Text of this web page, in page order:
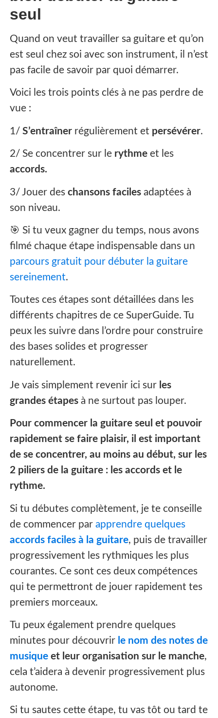
seul
‍Quand on veut travailler sa guitare et qu’on
est seul chez soi avec son instrument, il n’est
pas facile de savoir par quoi démarrer.
Voici les trois points clés à ne pas perdre de
vue :
1/ S’entraîner régulièrement et persévérer.
2/ Se concentrer sur le rythme et les
accords.
3/ Jouer des chansons faciles adaptées à
son niveau.
🎯 Si tu veux gagner du temps, nous avons
filmé chaque étape indispensable dans un
parcours gratuit pour débuter la guitare
sereinement.‍‍
Toutes ces étapes sont détaillées dans les
différents chapitres de ce SuperGuide. Tu
peux les suivre dans l’ordre pour construire
des bases solides et progresser
naturellement.
Je vais simplement revenir ici sur les
grandes étapes à ne surtout pas louper.
Pour commencer la guitare seul et pouvoir
rapidement se faire plaisir, il est important
de se concentrer, au moins au début, sur les
2 piliers de la guitare : les accords et le
rythme.
Si tu débutes complètement, je te conseille
de commencer par apprendre quelques
accords faciles à la guitare, puis de travailler
progressivement les rythmiques les plus
courantes. Ce sont ces deux compétences
qui te permettront de jouer rapidement tes
premiers morceaux.
Tu peux également prendre quelques
minutes pour découvrir le nom des notes de
musique et leur organisation sur le manche,
cela t’aidera à devenir progressivement plus
autonome.
Si tu sautes cette étape, tu vas tôt ou tard te